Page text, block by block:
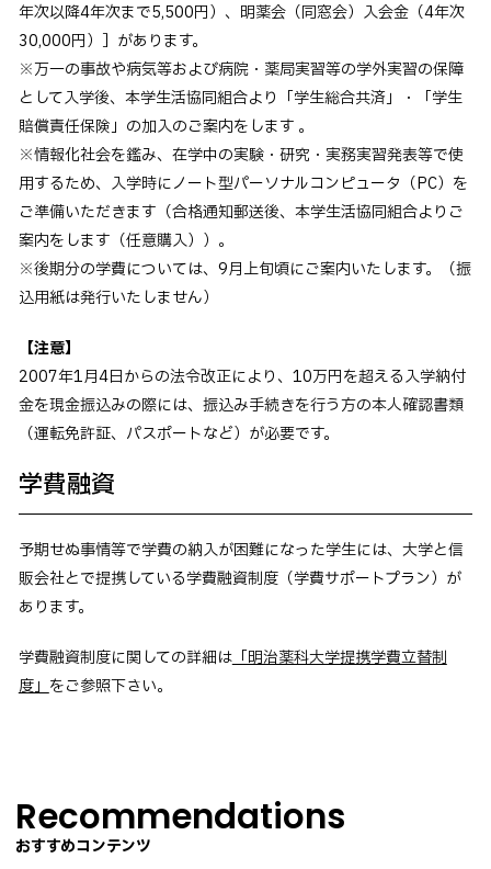
年次以降4年次まで5,500円）、明薬会（同窓会）入会金（4年次
30,000円）］があります。
※万一の事故や病気等および病院・薬局実習等の学外実習の保障
として入学後、本学生活協同組合より「学生総合共済」・「学生
賠償責任保険」の加入のご案内をします 。
※情報化社会を鑑み、在学中の実験・研究・実務実習発表等で使
用するため、入学時にノート型パーソナルコンピュータ（PC）を
ご準備いただきます（合格通知郵送後、本学生活協同組合よりご
案内をします（任意購入））。
※後期分の学費については、9月上旬頃にご案内いたします。（振
込用紙は発行いたしません）
【注意】
2007年1月4日からの法令改正により、10万円を超える入学納付
金を現金振込みの際には、振込み手続きを行う方の本人確認書類
（運転免許証、パスポートなど）が必要です。
学費融資
予期せぬ事情等で学費の納入が困難になった学生には、大学と信
販会社とで提携している学費融資制度（学費サポートプラン）が
あります。
学費融資制度に関しての詳細は「明治薬科大学提携学費立替制
度」 をご参照下さい。
Recommendations
おすすめコンテンツ